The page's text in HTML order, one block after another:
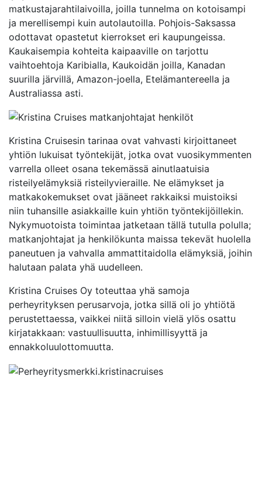
matkustajarahtilaivoilla, joilla tunnelma on kotoisampi
ja merellisempi kuin autolautoilla. Pohjois-Saksassa
odottavat opastetut kierrokset eri kaupungeissa.
Kaukaisempia kohteita kaipaaville on tarjottu
vaihtoehtoja Karibialla, Kaukoidän joilla, Kanadan
suurilla järvillä, Amazon-joella, Etelämantereella ja
Australiassa asti.
Kristina Cruisesin tarinaa ovat vahvasti kirjoittaneet
yhtiön lukuisat työntekijät, jotka ovat vuosikymmenten
varrella olleet osana tekemässä ainutlaatuisia
risteilyelämyksiä risteilyvieraille. Ne elämykset ja
matkakokemukset ovat jääneet rakkaiksi muistoiksi
niin tuhansille asiakkaille kuin yhtiön työntekijöillekin.
Nykymuotoista toimintaa jatketaan tällä tutulla polulla;
matkanjohtajat ja henkilökunta maissa tekevät huolella
paneutuen ja vahvalla ammattitaidolla elämyksiä, joihin
halutaan palata yhä uudelleen.
Kristina Cruises Oy toteuttaa yhä samoja
perheyrityksen perusarvoja, jotka sillä oli jo yhtiötä
perustettaessa, vaikkei niitä silloin vielä ylös osattu
kirjatakkaan: vastuullisuutta, inhimillisyyttä ja
ennakkoluulottomuutta.